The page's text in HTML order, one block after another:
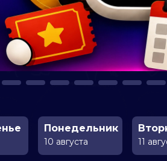
Понедельник
10 августа 11